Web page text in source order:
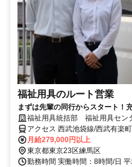
福祉用具のルート営業
まずは先輩の同行からスタート！
福祉用具統括部 福祉用具セン
アクセス 西武池袋線/西武有楽
武有楽町線 富士見台南口徒歩
〔西武線〕徒歩約20分 「中村
月給279,000円以上
東京都東京23区練馬区
勤務時間 実働時間：8時間/日